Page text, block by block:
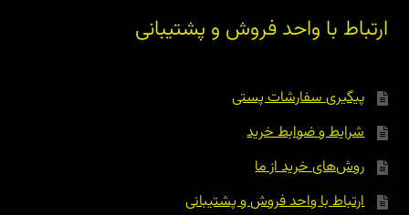
ارتباط با واحد فروش و پشتیبانی
پیگیری سفارشات پستی
شرایط و ضوابط خرید
روش‌های خرید از ما
ارتباط با واحد فروش و پشتیبانی